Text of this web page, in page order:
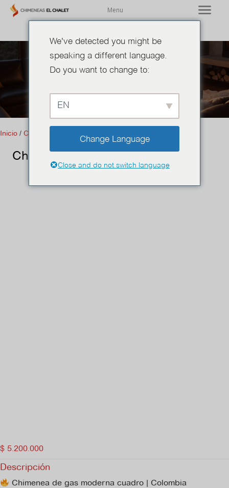
Menu
Chimeneas a Gas
Inicio / Chimeneas
Chimenea de gas TV
$ 5.200.000
Descripción
Chimenea de gas moderna cuadro | Colombia
We've detected you might be
speaking a different language.
Do you want to change to:
EN
Change Language
Close and do not switch language